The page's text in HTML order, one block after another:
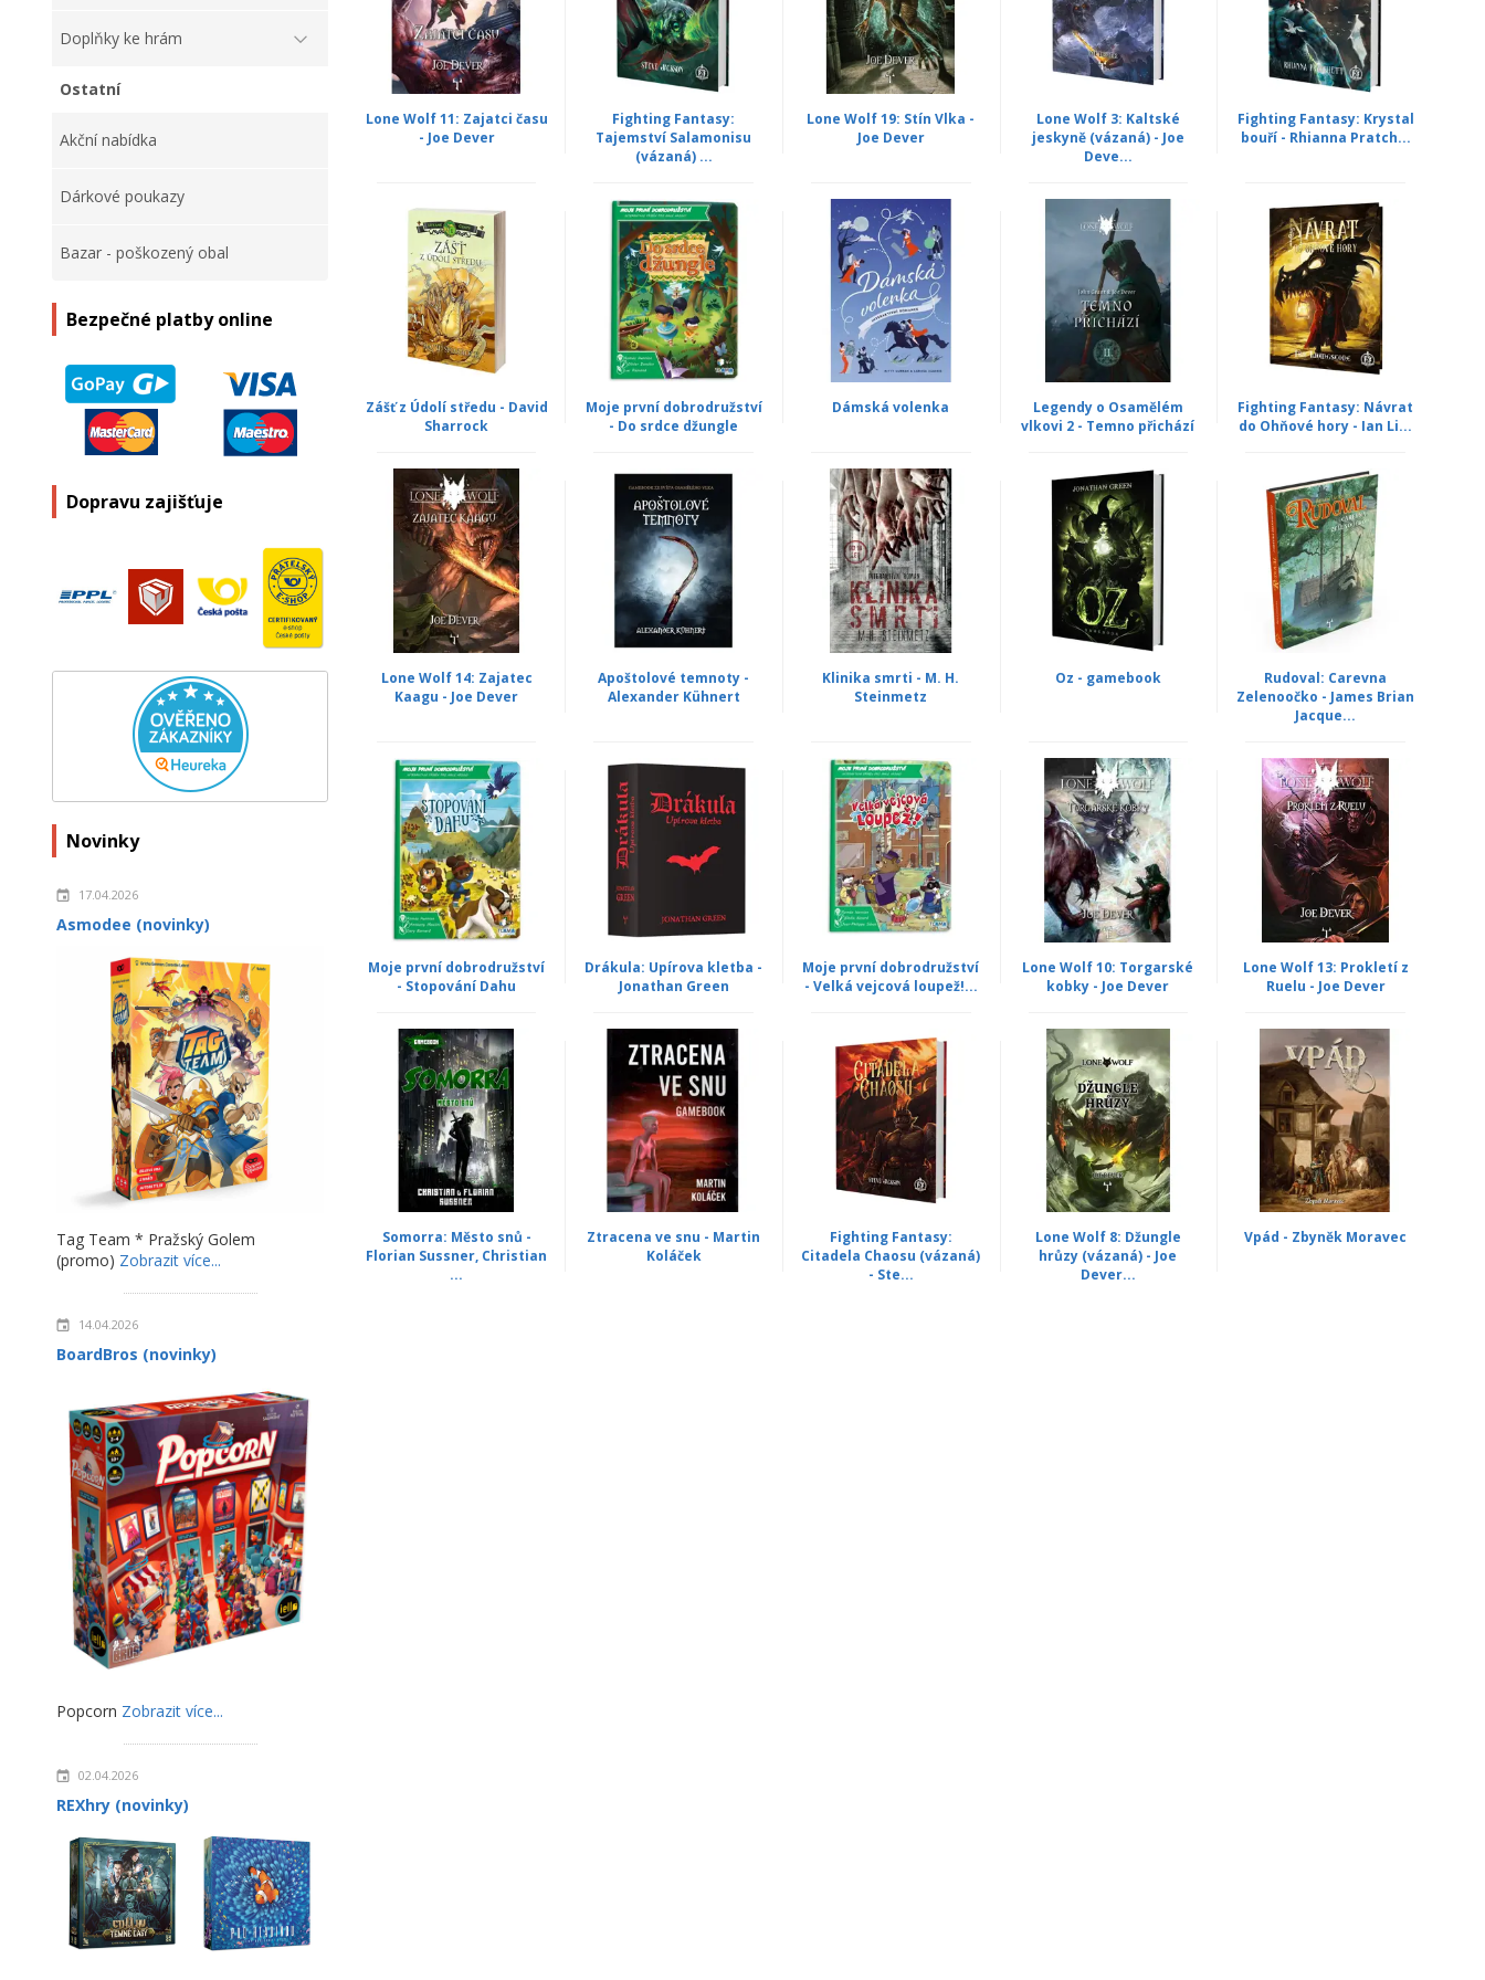
Doplňky ke hrám
Ostatní
Akční nabídka
Dárkové poukazy
Bazar - poškozený obal
Bezpečné platby online
Dopravu zajišťuje
Novinky
17.04.2026
Asmodee (novinky)
Tag Team * Pražský Golem
(promo) Zobrazit více...
14.04.2026
BoardBros (novinky)
Popcorn Zobrazit více...
02.04.2026
REXhry (novinky)
Lone Wolf 11: Zajatci času
- Joe Dever
Fighting Fantasy:
Tajemství Salamonisu
(vázaná) ...
Lone Wolf 19: Stín Vlka -
Joe Dever
Lone Wolf 3: Kaltské
jeskyně (vázaná) - Joe
Deve...
Fighting Fantasy: Krystal
bouří - Rhianna Pratch...
Zášť z Údolí středu - David
Sharrock
Moje první dobrodružství
- Do srdce džungle
Dámská volenka
Legendy o Osamělém
vlkovi 2 - Temno přichází
Fighting Fantasy: Návrat
do Ohňové hory - Ian Li...
Lone Wolf 14: Zajatec
Kaagu - Joe Dever
Apoštolové temnoty -
Alexander Kühnert
Klinika smrti - M. H.
Steinmetz
Oz - gamebook
Rudoval: Carevna
Zelenoočko - James Brian
Jacque...
Moje první dobrodružství
- Stopování Dahu
Drákula: Upírova kletba -
Jonathan Green
Moje první dobrodružství
- Velká vejcová loupež!...
Lone Wolf 10: Torgarské
kobky - Joe Dever
Lone Wolf 13: Prokletí z
Ruelu - Joe Dever
Somorra: Město snů -
Florian Sussner, Christian
...
Ztracena ve snu - Martin
Koláček
Fighting Fantasy:
Citadela Chaosu (vázaná)
- Ste...
Lone Wolf 8: Džungle
hrůzy (vázaná) - Joe
Dever...
Vpád - Zbyněk Moravec